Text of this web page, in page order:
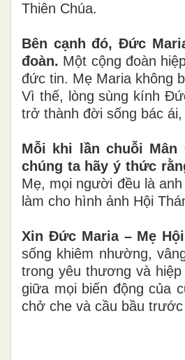
Thiên Chúa.
Bên cạnh đó, Đức
đoàn. Một cộng đoàn
đức tin. Mẹ Maria không
Vì thế, lòng sùng kính
trở thành đời sống bác
Mỗi khi lần chuỗi
chúng ta hãy ý thức
Mẹ, mọi người đều là
làm cho hình ảnh Hội
Xin Đức Maria – Mẹ
sống khiêm nhường,
trong yêu thương và
giữa mọi biến động của
chở che và cầu bầu trước